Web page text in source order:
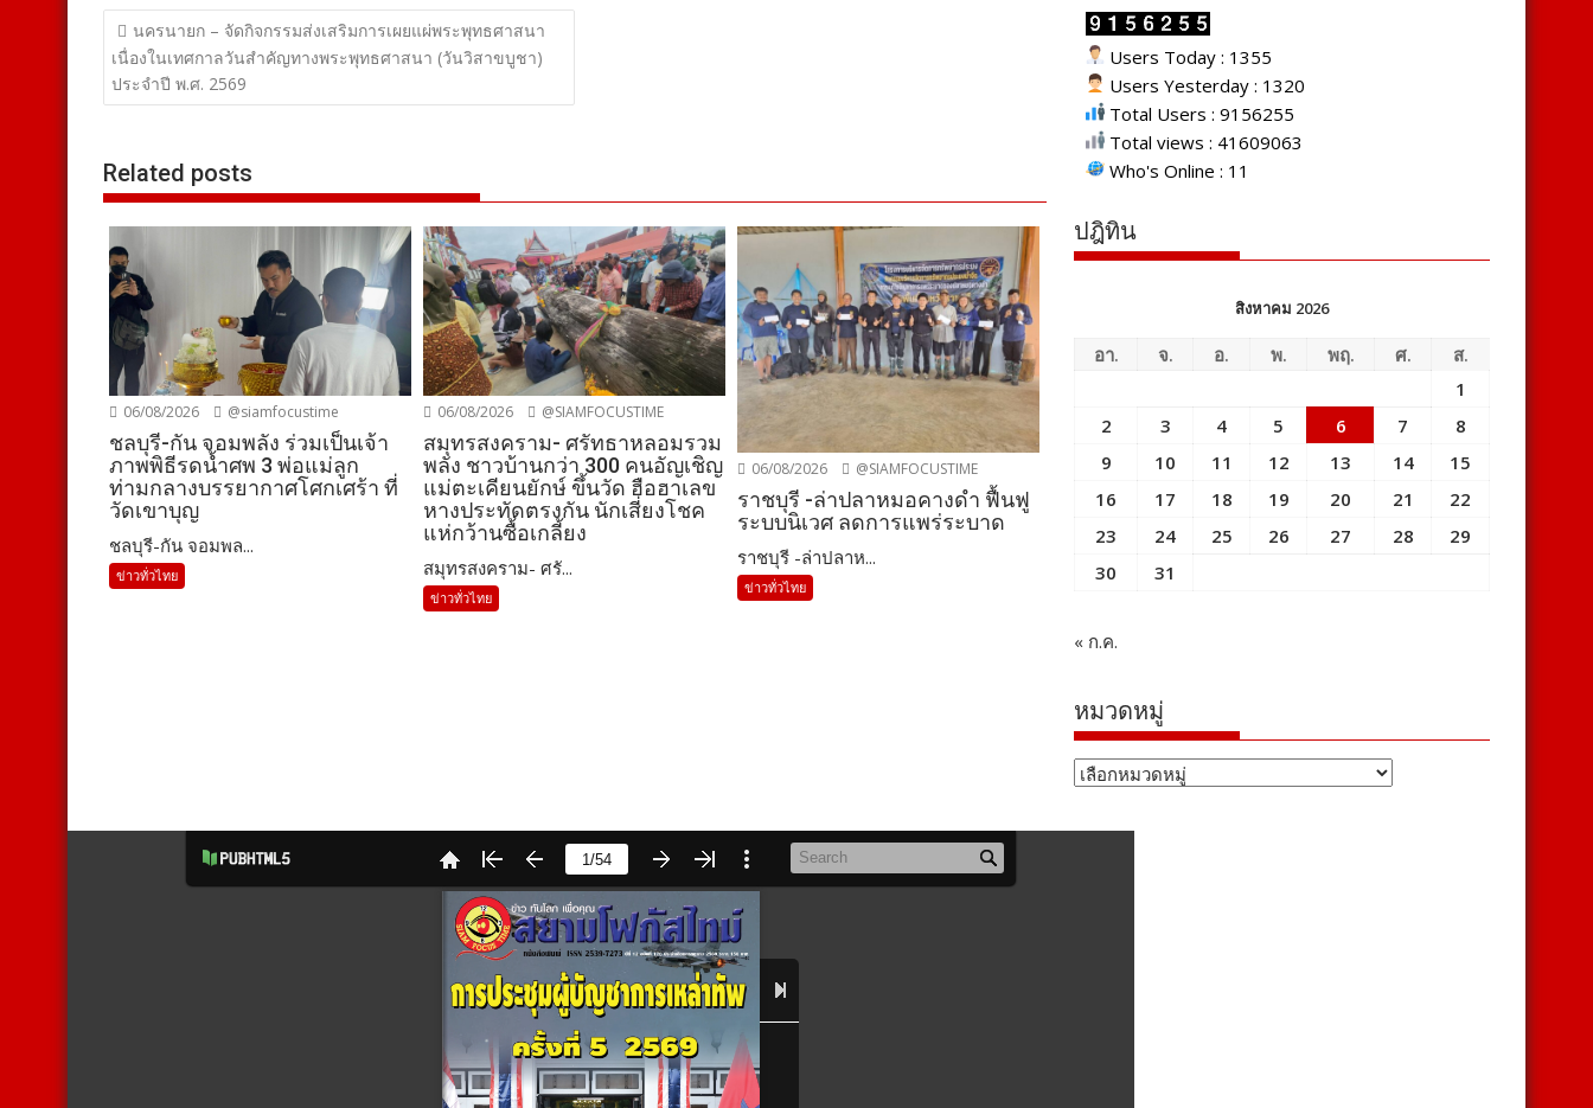
แนะแนว
เรื่อง
นครนายก – จัดกิจกรรมส่งเสริมการเผยแผ่พระพุทธศาสนา
เนื่องในเทศกาลวันสำคัญทางพระพุทธศาสนา (วันวิสาขบูชา)
ประจำปี พ.ศ. 2569
Related posts
06/08/2026 @siamfocustime
ชลบุรี-กัน จอมพลัง ร่วมเป็นเจ้า
ภาพพิธีรดน้ำศพ 3 พ่อแม่ลูก
ท่ามกลางบรรยากาศโศกเศร้า ที่
วัดเขาบุญ
ชลบุรี-กัน จอมพล...
ข่าวทั่วไทย
06/08/2026 @SIAMFOCUSTIME
สมุทรสงคราม- ศรัทธาหลอมรวม
พลัง ชาวบ้านกว่า 300 คนอัญเชิญ
แม่ตะเคียนยักษ์ ขึ้นวัด ฮือฮาเลข
หางประทัดตรงกัน นักเสี่ยงโชค
แห่กว้านซื้อเกลี้ยง
สมุทรสงคราม- ศรั...
ข่าวทั่วไทย
06/08/2026 @SIAMFOCUSTIME
ราชบุรี -ล่าปลาหมอคางดำ ฟื้นฟู
ระบบนิเวศ ลดการแพร่ระบาด
ราชบุรี -ล่าปลาห...
ข่าวทั่วไทย
Users Today : 1355
Users Yesterday : 1320
Total Users : 9156255
Total views : 41609063
Who's Online : 11
ปฎิทิน
สิงหาคม 2026
อา. จ. อ. พ. พฤ. ศ.
ส.
1
2
3 4 5 6 7
8
9
10 11 12 13 14
15
16
17 18 19 20 21
22
23
24 25 26 27 28
29
30
31
« ก.ค.
หมวดหมู่
หมวด